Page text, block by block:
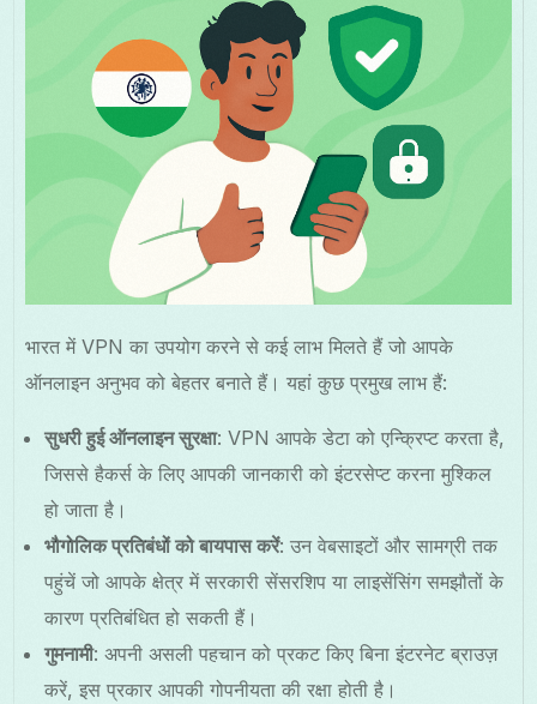
भारत में VPN का उपयोग करने से कई लाभ मिलते हैं जो आपके
ऑनलाइन अनुभव को बेहतर बनाते हैं। यहां कुछ प्रमुख लाभ हैं:
सुधरी हुई ऑनलाइन सुरक्षा: VPN आपके डेटा को एन्क्रिप्ट करता है,
जिससे हैकर्स के लिए आपकी जानकारी को इंटरसेप्ट करना मुश्किल
हो जाता है।
भौगोलिक प्रतिबंधों को बायपास करें: उन वेबसाइटों और सामग्री तक
पहुंचें जो आपके क्षेत्र में सरकारी सेंसरशिप या लाइसेंसिंग समझौतों के
कारण प्रतिबंधित हो सकती हैं।
गुमनामी: अपनी असली पहचान को प्रकट किए बिना इंटरनेट ब्राउज़
करें, इस प्रकार आपकी गोपनीयता की रक्षा होती है।